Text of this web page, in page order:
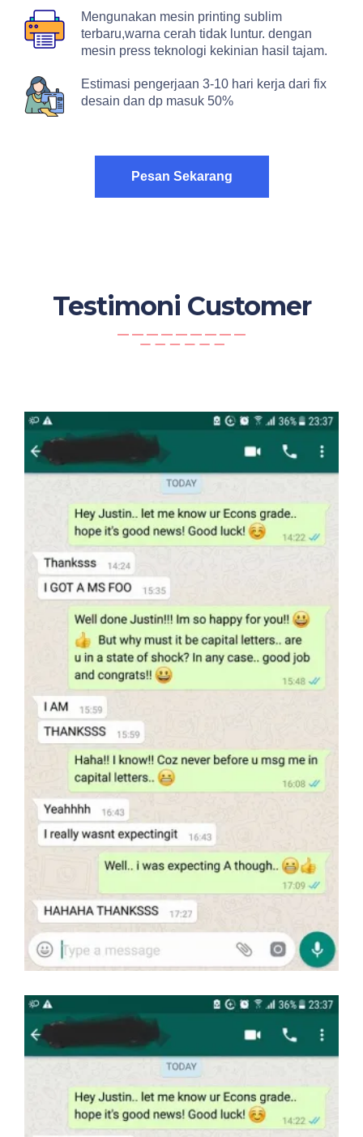
Mengunakan mesin printing sublim
terbaru,warna cerah tidak luntur. dengan
mesin press teknologi kekinian hasil tajam.
Estimasi pengerjaan 3-10 hari kerja dari fix
desain dan dp masuk 50%
Pesan Sekarang
Testimoni Customer